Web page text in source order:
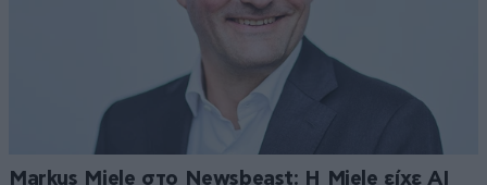
Markus Miele στο Newsbeast: Η Miele είχε AI